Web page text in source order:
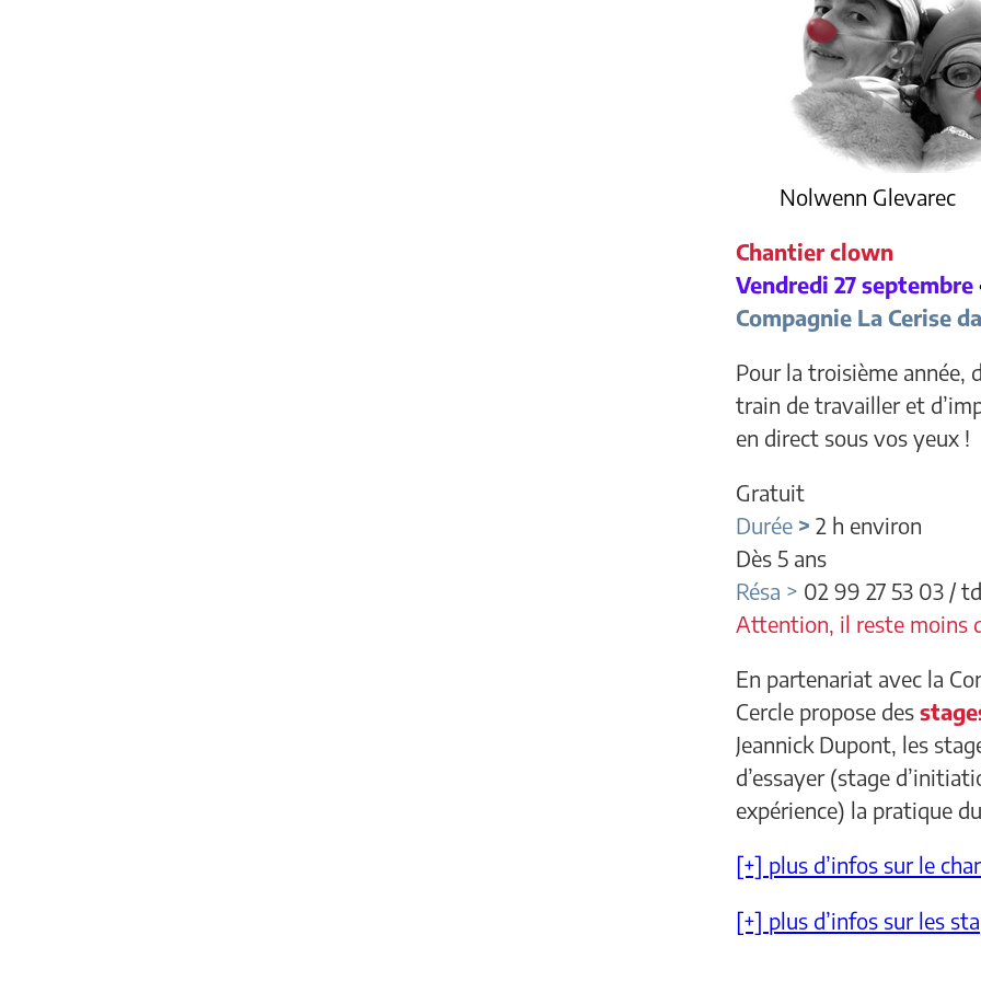
Nolwenn Glevarec
Chantier clown
Vendredi 27 septembre
Compagnie La Cerise
Pour la troisième année,
train de travailler et
en direct sous vos yeux !
Gratuit
Durée > 2 h environ
Dès 5 ans
Résa > 02 99 27 53 03 /
Attention, il reste moins
En partenariat avec la
Cercle propose des
Jeannick Dupont, les
d’essayer (stage
expérience) la pratique
[+] plus d’infos sur le
[+] plus d’infos sur les